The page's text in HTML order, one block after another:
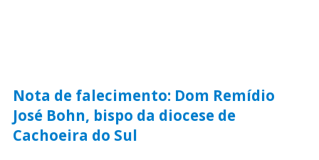
Nota de falecimento: Dom Remídio
José Bohn, bispo da diocese de
Cachoeira do Sul